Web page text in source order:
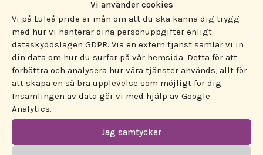
Vi använder cookies
Vi på Luleå pride är mån om att du ska känna dig trygg
med hur vi hanterar dina personuppgifter enligt
dataskyddslagen GDPR. Via en extern tjänst samlar vi in
din data om hur du surfar på vår hemsida. Detta för att
förbättra och analysera hur våra tjänster används, allt för
att skapa en så bra upplevelse som möjligt för dig.
Insamlingen av data gör vi med hjälp av Google
Analytics.
Jag samtycker
diskussionsgrupper.
Passet leds av erfarna utbildare från Kristna
Freds.
Anmäl dig här senast onsdagen 21 augusti:
https://sensus.wufoo.com/forms/
Utbildningen arrangeras av
Rättighetscentrum Norrbotten i samarbete